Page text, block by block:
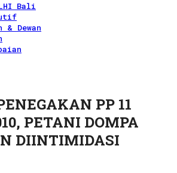
Bali
& Dewan
PP 11
PETANI DOMPA
DIINTIMIDASI